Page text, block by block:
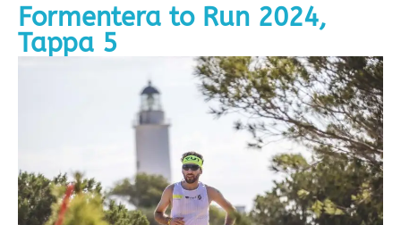
Formentera to Run 2024,
Tappa 5